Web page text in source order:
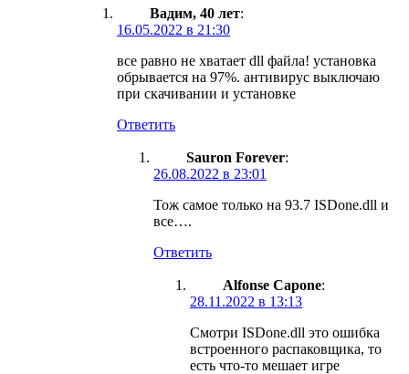
Вадим, 40 лет:
16.05.2022 в 21:30
все равно не хватает dll файла! установка
обрывается на 97%. антивирус выключаю
при скачивании и установке
Ответить
Sauron Forever:
26.08.2022 в 23:01
Тож самое только на 93.7 ISDone.dll и
все….
Ответить
Alfonse Capone:
28.11.2022 в 13:13
Смотри ISDone.dll это ошибка
встроенного распаковщика, то
есть что-то мешает игре